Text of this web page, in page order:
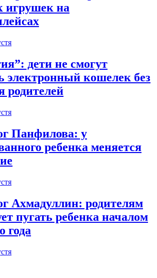
игрушек на
дети не смогут
электронный кошелек без
родителей
Панфилова: у
ребенка меняется
Ахмадуллин: родителям
пугать ребенка началом
года